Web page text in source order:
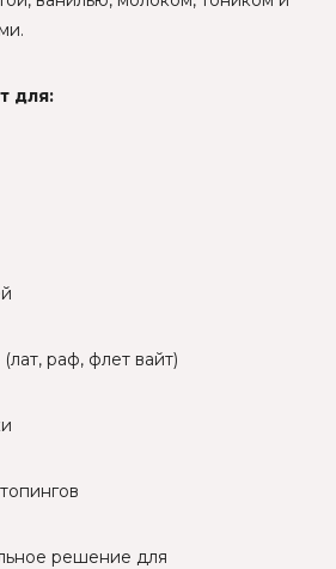
для:
раф, флет вайт)
решение для